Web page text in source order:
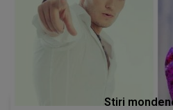
Stiri